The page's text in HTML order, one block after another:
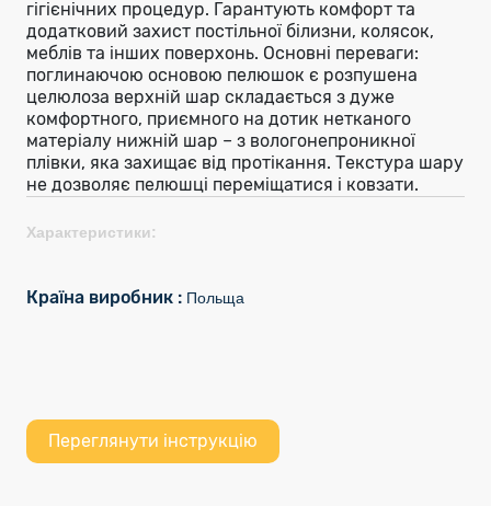
гігієнічних процедур. Гарантують комфорт та
додатковий захист постільної білизни, колясок,
меблів та інших поверхонь. Основні переваги:
поглинаючою основою пелюшок є розпушена
целюлоза верхній шар складається з дуже
комфортного, приємного на дотик нетканого
матеріалу нижній шар – з вологонепроникної
плівки, яка захищає від протікання. Текстура шару
не дозволяє пелюшці переміщатися і ковзати.
Характеристики:
Країна виробник : Польща
Переглянути інструкцію